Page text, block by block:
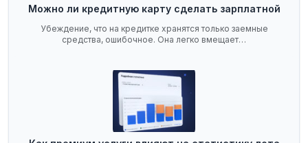
Можно ли кредитную карту сделать зарплатной
Убеждение, что на кредитке хранятся только заемные
средства, ошибочное. Она легко вмещает…